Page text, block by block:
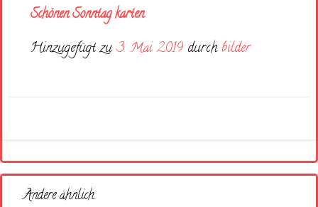
Schönen Sonntag karten
Hinzugefügt zu3. Mai 2019 durch bilder
Andere ähnlich